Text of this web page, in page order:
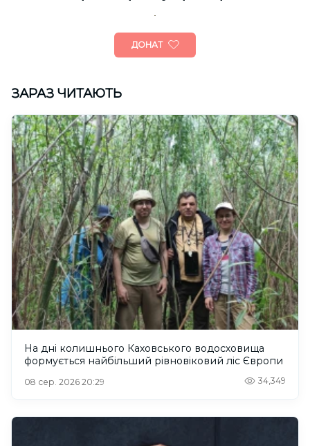
ДОНАТ
ЗАРАЗ ЧИТАЮТЬ
На дні колишнього Каховського водосховища
формується найбільший рівновіковий ліс Європи
08 сер. 2026 20:29 34,349